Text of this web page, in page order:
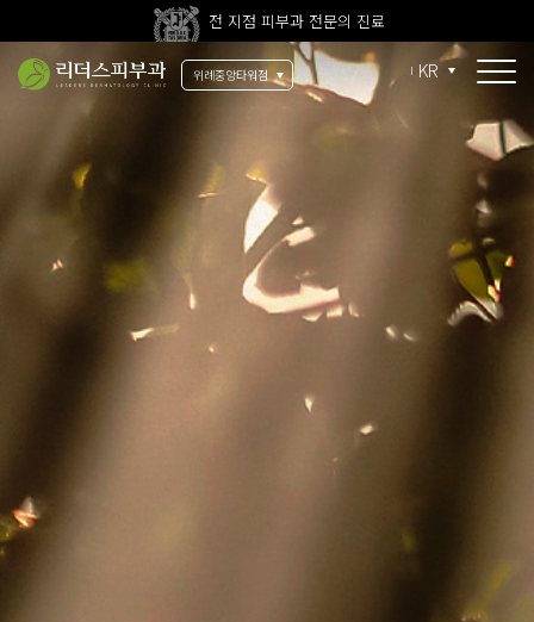
전 지점 피부과 전문의 진료
울쎄라피 프라임 신규 도입
위례중앙타워점 KR
울쎄라피 프라임
써마지 FLX
써마지 CPT
울써마지